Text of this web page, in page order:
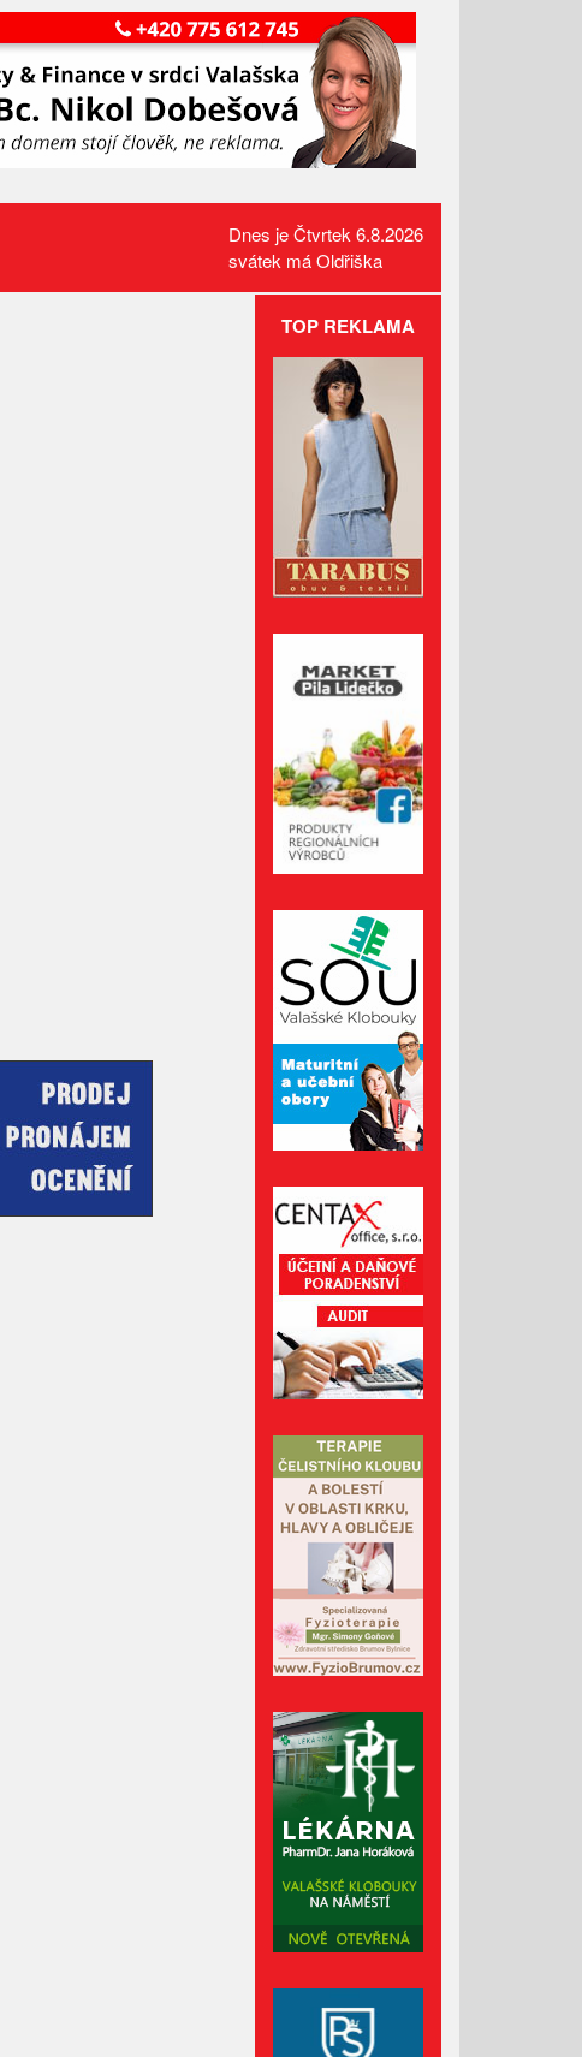
Administrativní budova z
Valašska patří mezi nejlepší
dřevostavby Evropy
Lávka pro pěší za hasičárnou
ve Valašských Kloboukách je
už hotová
Celní správa varuje před
podvodnými e-maily
Desatero pro horké dny
Srpen 2026
Červenec 2026
Červen 2026
Květen 2026
Duben 2026
Březen 2026
Únor 2026
Leden 2026
Prosinec 2025
Září 2025
Srpen 2025
Červenec 2025
Červen 2025
Květen 2025
Duben 2025
Březen 2025
Únor 2025
Leden 2025
Prosinec 2024
Listopad 2024
Říjen 2024
Září 2024
Červenec 2024
Červen 2024
Květen 2024
Duben 2024
Únor 2024
Leden 2024
Listopad 2023
Říjen 2023
Dnes je Čtvrtek 6.8.2026
svátek má Oldřiška
TOP REKLAMA